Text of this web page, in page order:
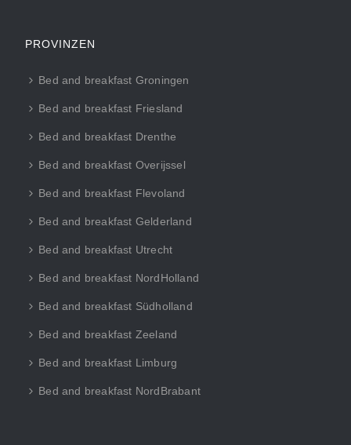
PROVINZEN
Bed and breakfast Groningen
Bed and breakfast Friesland
Bed and breakfast Drenthe
Bed and breakfast Overijssel
Bed and breakfast Flevoland
Bed and breakfast Gelderland
Bed and breakfast Utrecht
Bed and breakfast NordHolland
Bed and breakfast Südholland
Bed and breakfast Zeeland
Bed and breakfast Limburg
Bed and breakfast NordBrabant